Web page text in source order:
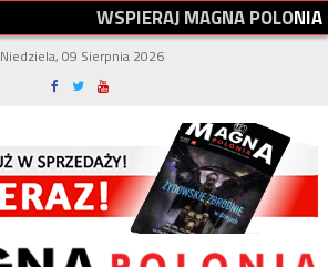
WSPIERAJMAGNAPOLONIA
Niedziela, 09 Sierpnia 2026